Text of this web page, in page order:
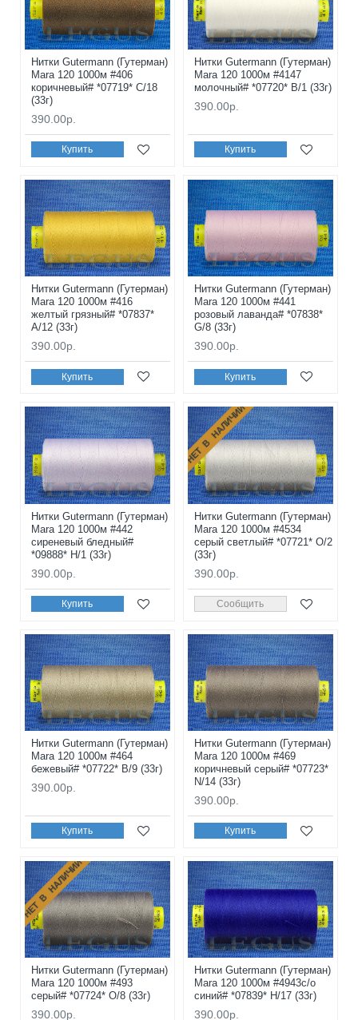
Нитки Gutermann (Гутерман)
Mara 120 1000м #406
коричневый# *07719* C/18
(33г)
390.00р.
Купить
Нитки Gutermann (Гутерман)
Mara 120 1000м #4147
молочный# *07720* B/1 (33г)
390.00р.
Купить
Нитки Gutermann (Гутерман)
Mara 120 1000м #416
желтый грязный# *07837*
A/12 (33г)
390.00р.
Купить
Нитки Gutermann (Гутерман)
Mara 120 1000м #441
розовый лаванда# *07838*
G/8 (33г)
390.00р.
Купить
Нитки Gutermann (Гутерман)
Mara 120 1000м #442
сиреневый бледный#
*09888* H/1 (33г)
390.00р.
Купить
НЕТ В НАЛИЧИИ
Нитки Gutermann (Гутерман)
Mara 120 1000м #4534
серый светлый# *07721* O/2
(33г)
390.00р.
Сообщить
Нитки Gutermann (Гутерман)
Mara 120 1000м #464
бежевый# *07722* B/9 (33г)
390.00р.
Купить
Нитки Gutermann (Гутерман)
Mara 120 1000м #469
коричневый серый# *07723*
N/14 (33г)
390.00р.
Купить
НЕТ В НАЛИЧИИ
Нитки Gutermann (Гутерман)
Mara 120 1000м #493
серый# *07724* O/8 (33г)
390.00р.
Нитки Gutermann (Гутерман)
Mara 120 1000м #4943с/о
синий# *07839* H/17 (33г)
390.00р.